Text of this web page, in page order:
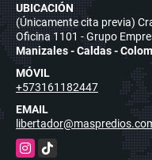
UBICACIÓN
(Únicamente cita previa)
Oficina 1101 - Grupo
Manizales - Caldas -
MÓVIL
+573161182447
EMAIL
Instagram
TikTok